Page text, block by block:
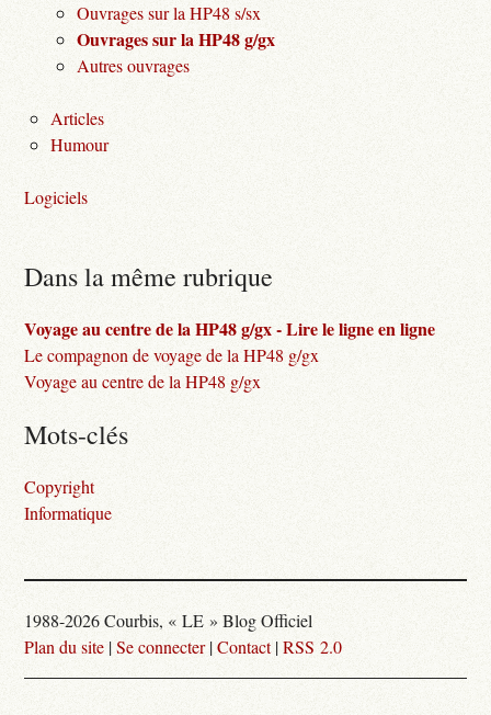
Ouvrages sur la HP48 s/sx
Ouvrages sur la HP48 g/gx
Autres ouvrages
Articles
Humour
Logiciels
Dans la même rubrique
Voyage au centre de la HP48 g/gx - Lire le ligne en ligne
Le compagnon de voyage de la HP48 g/gx
Voyage au centre de la HP48 g/gx
Mots-clés
Copyright
Informatique
1988-2026 Courbis, « LE » Blog Officiel
Plan du site |Se connecter|Contact|RSS 2.0